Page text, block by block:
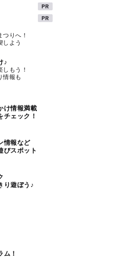
りへ！
しよう
♪
もう！
情報も
け情報満載
チェック！
情報など
びスポット
り遊ぼう♪
ム！